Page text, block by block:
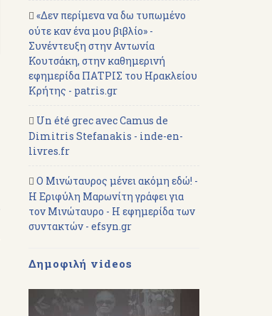
«Δεν περίμενα να δω τυπωμένο
ούτε καν ένα μου βιβλίο» -
Συνέντευξη στην Αντωνία
Κουτσάκη, στην καθημερινή
εφημερίδα ΠΑΤΡΙΣ του Ηρακλείου
Κρήτης - patris.gr
Un été grec avec Camus de
Dimitris Stefanakis - inde-en-
livres.fr
Ο Μινώταυρος μένει ακόμη εδώ! -
Η Εριφύλη Μαρωνίτη γράφει για
τον Μινώταυρο - Η εφημερίδα των
συντακτών - efsyn.gr
Δημοφιλή videos